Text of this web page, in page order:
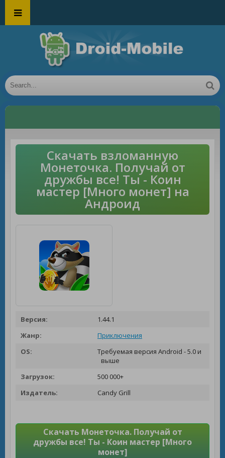
Скачать взломанную
Монеточка. Получай от
дружбы все! Ты - Коин
мастер [Много монет] на
Андроид
Версия:
1.44.1
Жанр:
Приключения
OS:
Требуемая версия Android - 5.0 и
выше
Загрузок:
500 000+
Издатель:
Candy Grill
Скачать Монеточка. Получай от
дружбы все! Ты - Коин мастер [Много
монет]